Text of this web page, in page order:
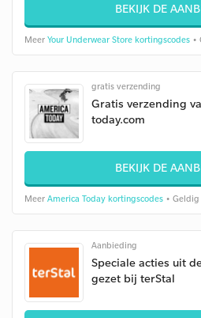
BEKIJK DE
Meer Your Underwear Store kortingscodes •
gratis verzending
Gratis verzending
today.com
BEKIJK DE
Meer America Today kortingscodes •
Aanbieding
Speciale acties uit
gezet bij terStal